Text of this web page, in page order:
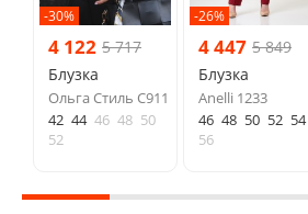
-30%
4 122 5 717
Блузка
Ольга Стиль С911
42 44 46 48 50
52
-26%
4 447 5 849
Блузка
Anelli 1233
46 48 50 52 54
56